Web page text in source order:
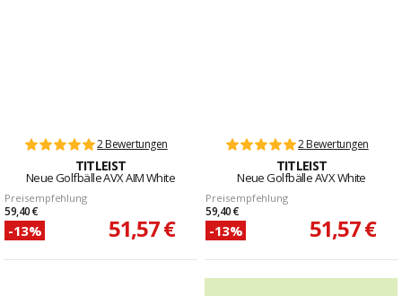
2 Bewertungen
TITLEIST
Neue Golfbälle AVX AIM White
Preisempfehlung
59,40 €
-13% 51,57 €
2 Bewertungen
TITLEIST
Neue Golfbälle AVX White
Preisempfehlung
59,40 €
-13% 51,57 €